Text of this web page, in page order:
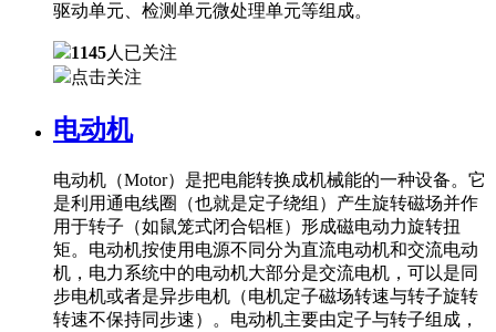
驱动单元、检测单元微处理单元等组成。
1145人已关注
点击关注
电动机
电动机（Motor）是把电能转换成机械能的一种设备。它
是利用通电线圈（也就是定子绕组）产生旋转磁场并作
用于转子（如鼠笼式闭合铝框）形成磁电动力旋转扭
矩。电动机按使用电源不同分为直流电动机和交流电动
机，电力系统中的电动机大部分是交流电机，可以是同
步电机或者是异步电机（电机定子磁场转速与转子旋转
转速不保持同步速）。电动机主要由定子与转子组成，